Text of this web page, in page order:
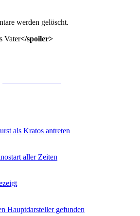
werden gelöscht.
Vater</spoiler>
als Kratos antreten
aller Zeiten
Hauptdarsteller gefunden